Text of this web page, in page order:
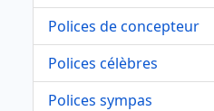
Polices de concepteur
Polices célèbres
Polices sympas